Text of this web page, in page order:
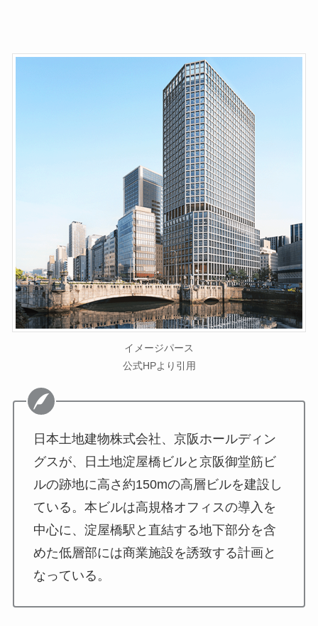
イメージパース
公式HPより引用
日本土地建物株式会社、京阪ホールディン
グスが、日土地淀屋橋ビルと京阪御堂筋ビ
ルの跡地に高さ約150mの高層ビルを建設し
ている。本ビルは高規格オフィスの導入を
中心に、淀屋橋駅と直結する地下部分を含
めた低層部には商業施設を誘致する計画と
なっている。